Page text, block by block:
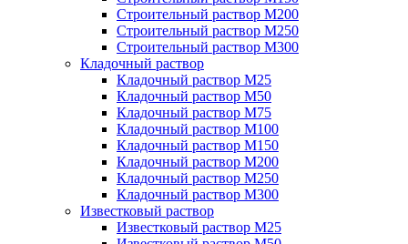
Строительный раствор М200
Строительный раствор М250
Строительный раствор М300
Кладочный раствор
Кладочный раствор М25
Кладочный раствор М50
Кладочный раствор М75
Кладочный раствор М100
Кладочный раствор М150
Кладочный раствор М200
Кладочный раствор М250
Кладочный раствор М300
Известковый раствор
Известковый раствор М25